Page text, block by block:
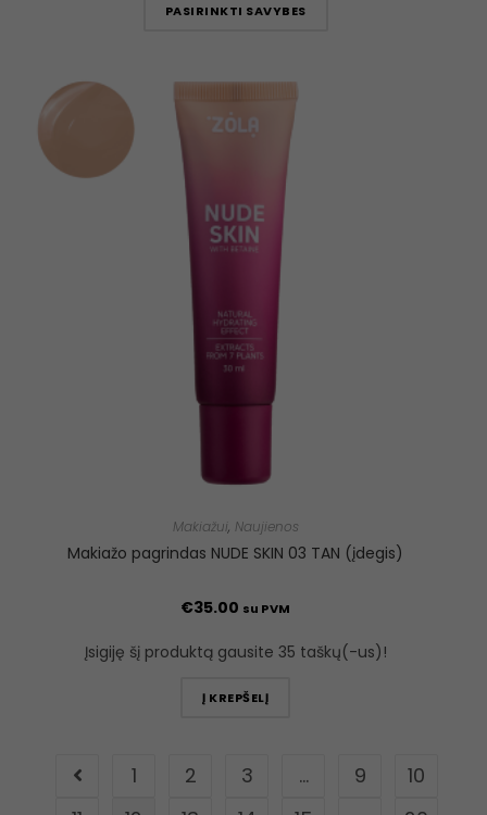
PASIRINKTI SAVYBES
Makiažui, Naujienos
Makiažo pagrindas NUDE SKIN 03 TAN (įdegis)
€35.00 su PVM
Įsigiję šį produktą gausite 35 taškų(-us)!
Į KREPŠELĮ
1 2 3 … 9
10